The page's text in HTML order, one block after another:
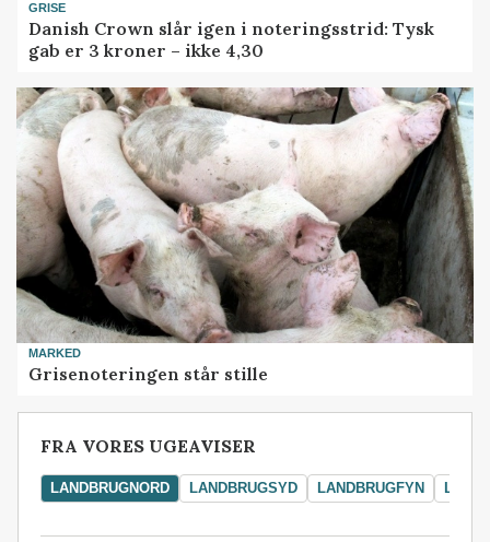
GRISE
Danish Crown slår igen i noteringsstrid: Tysk
gab er 3 kroner – ikke 4,30
MARKED
Grisenoteringen står stille
FRA VORES UGEAVISER
LANDBRUGNORD LANDBRUGSYD LANDBRUGFYN